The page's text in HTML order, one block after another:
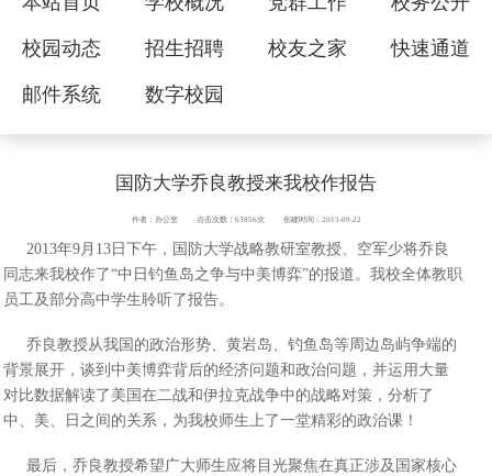
校园动态 招生招聘 校友之家 快速通道
邮件系统 数字校园
国防大学乔良教授来我校作报告
作者：办公室 点击次数：63856次 创建时间：2013-09-22
2013年9月13日下午，国防大学战略教研室教授、空军少将乔良
同志来我校作了“中日钓鱼岛之争与中美博弈”的报道。我校全体教职
员工及部分高中学生聆听了报告。
乔良教授从我国的政治形势、黄岩岛、钓鱼岛等周边岛屿争端的
背景展开，谈到中美博弈背后的经济问题和政治问题，并运用大量
对比数据解读了美国在二战和伊拉克战争中的战略对策，分析了
中、美、日之间的关系，为我校师生上了一堂精彩的政治课！
最后，乔良教授希望广大师生应将目光聚焦在真正涉及国家核心